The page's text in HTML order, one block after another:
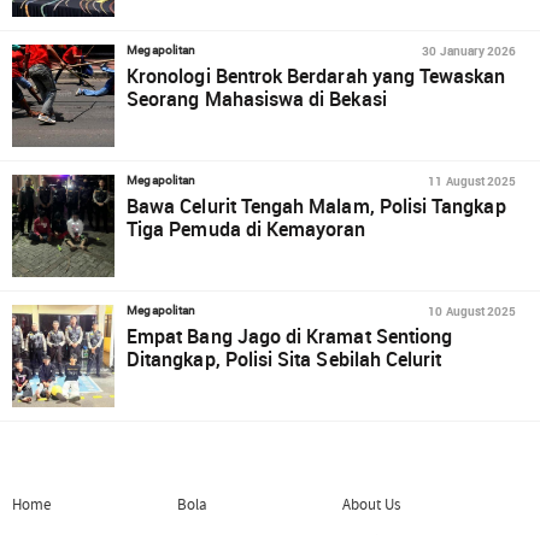
Megapolitan 30 January 2026
Kronologi Bentrok Berdarah yang Tewaskan
Seorang Mahasiswa di Bekasi
Megapolitan 11 August 2025
Bawa Celurit Tengah Malam, Polisi Tangkap
Tiga Pemuda di Kemayoran
Megapolitan 10 August 2025
Empat Bang Jago di Kramat Sentiong
Ditangkap, Polisi Sita Sebilah Celurit
Home
Bola
About Us